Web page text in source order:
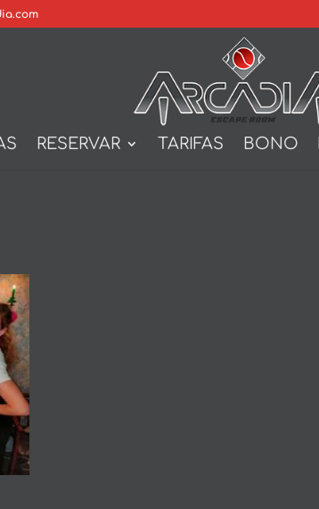
RESERVAR TARIFAS BONO